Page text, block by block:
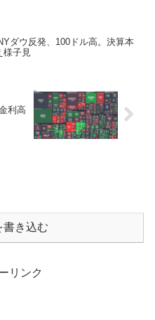
ダウ反発、100ドル高。決算本
様子見
利高
書き込む
リンク